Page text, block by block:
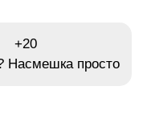
+20
Насмешка просто